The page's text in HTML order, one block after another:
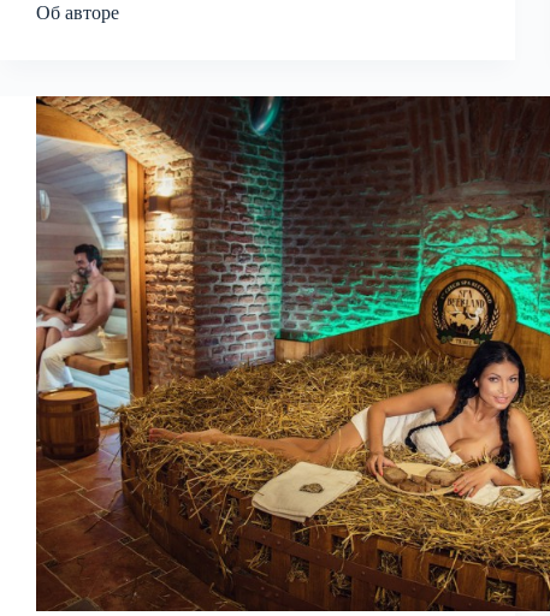
Об авторе